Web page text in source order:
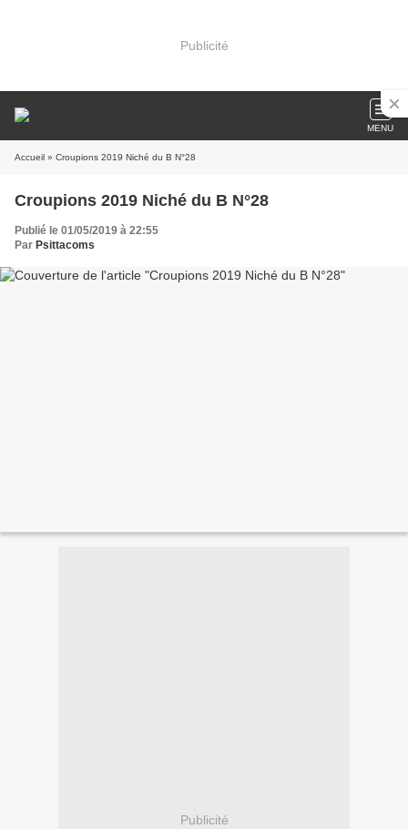
Publicité
MENU
Accueil » Croupions 2019 Niché du B N°28
Croupions 2019 Niché du B N°28
Publié le 01/05/2019 à 22:55
Par Psittacoms
Publicité